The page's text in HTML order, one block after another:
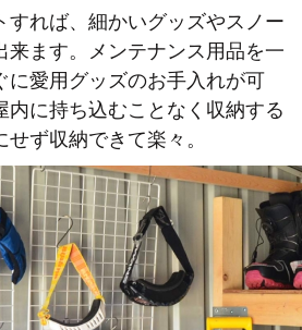
すれば、細かいグッズやスノー
来ます。メンテナンス用品を一
に愛用グッズのお手入れが可
に持ち込むことなく収納する
ず収納できて楽々。